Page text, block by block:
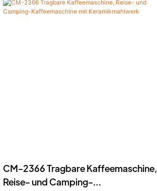
CM-2366 Tragbare Kaffeemaschine,
Reise- und Camping-